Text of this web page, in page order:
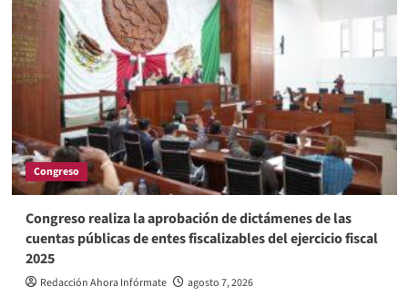
Congreso
Congreso realiza la aprobación de dictámenes de las
cuentas públicas de entes fiscalizables del ejercicio fiscal
2025
Redacción Ahora Infórmate agosto 7, 2026